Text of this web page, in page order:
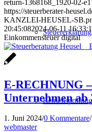
Steuererklärung
Betriebsprüfung
return-1368168_1920-02-
https://steuerberater-
KANZLEI-HEUSEL-
20:45:082024-06-11
Einkommensteuer digital
E-RECHNUNG
Unternehmen ab
1. Juni 2024/0 Kommentare/
webmaster